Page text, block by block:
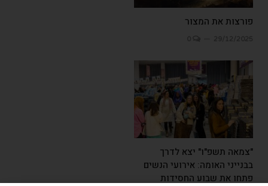
פורצות את המצור
"צמאה תשפ"ו" יצא לדרך
בבנייני האומה: אירועי הנשים
פתחו את שבוע החסידות